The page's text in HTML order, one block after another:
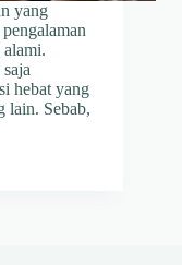
yang
hebat yang
lain. Sebab,